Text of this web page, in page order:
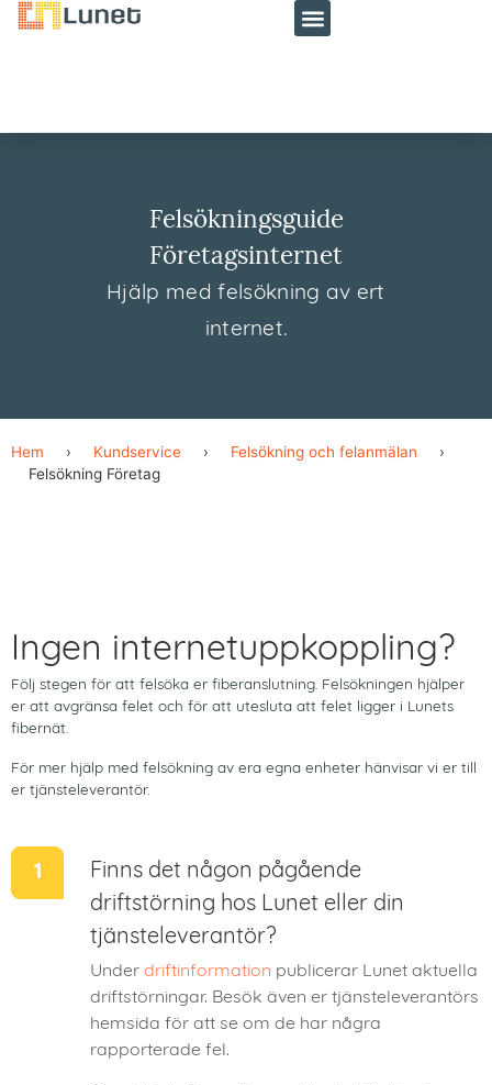
Felsökningsguide
Företagsinternet
Hjälp med felsökning av ert
internet.
Hem › Kundservice › Felsökning och felanmälan
›
Felsökning Företag
Ingen internetuppkoppling?
Följ stegen för att felsöka er fiberanslutning. Felsökningen hjälper
er att avgränsa felet och för att utesluta att felet ligger i Lunets
fibernät.
För mer hjälp med felsökning av era egna enheter hänvisar vi er till
er tjänsteleverantör.
Finns det någon pågående
driftstörning hos Lunet eller din
tjänsteleverantör?
Under driftinformation publicerar Lunet aktuella
driftstörningar. Besök även er tjänsteleverantörs
hemsida för att se om de har några
rapporterade fel.